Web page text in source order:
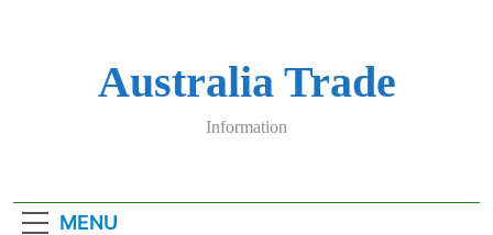
Australia Trade
Information
MENU